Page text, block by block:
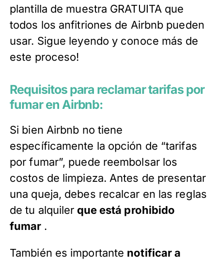
plantilla de muestra GRATUITA que
todos los anfitriones de Airbnb pueden
usar. Sigue leyendo y conoce más de
este proceso!
Requisitos para reclamar tarifas por
fumar en Airbnb:
Si bien Airbnb no tiene
específicamente la opción de “tarifas
por fumar”, puede reembolsar los
costos de limpieza. Antes de presentar
una queja, debes recalcar en las reglas
de tu alquiler que está prohibido
fumar .
También es importante notificar a